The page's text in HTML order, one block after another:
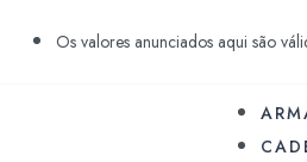
Os valores anunciados aqui são